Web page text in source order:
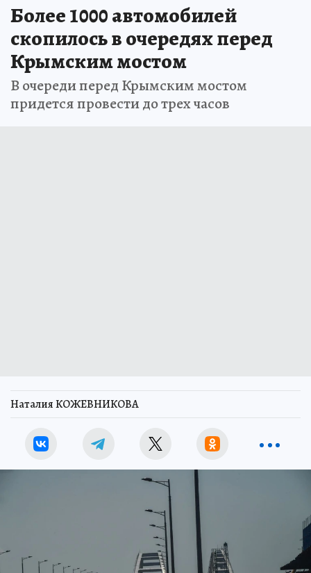
Более 1000 автомобилей
скопилось в очередях перед
Крымским мостом
В очереди перед Крымским мостом
придется провести до трех часов
Наталия КОЖЕВНИКОВА